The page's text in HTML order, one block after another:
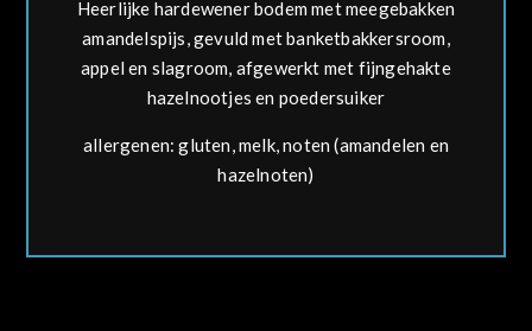
Heerlijke hardewener bodem met meegebakken
amandelspijs, gevuld met banketbakkersroom,
appel en slagroom, afgewerkt met fijngehakte
hazelnootjes en poedersuiker
allergenen: gluten, melk, noten (amandelen en
hazelnoten)